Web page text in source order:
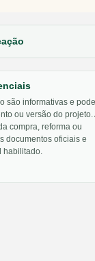
são informativas e
ou versão do projeto.
compra, reforma ou
documentos oficiais e
habilitado.